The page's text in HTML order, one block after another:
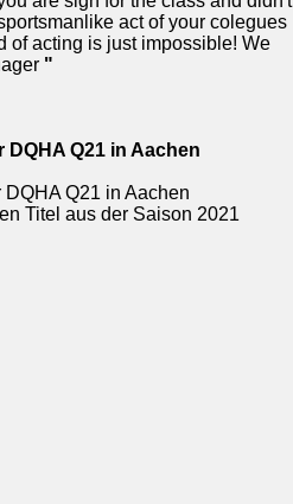
act of your colegues
of acting is just impossible! We
"
Q21 in Aachen
Q21 in Aachen
Titel aus der Saison 2021